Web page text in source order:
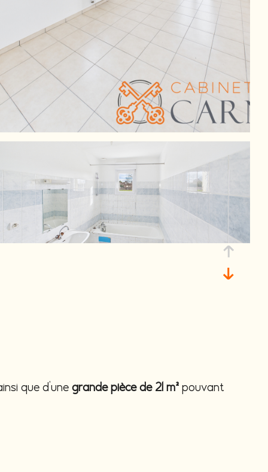
que d’une grande pièce de 21 m² pouvant